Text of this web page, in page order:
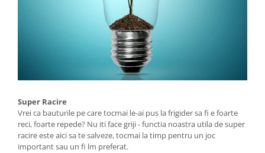
Super Racire
Vrei ca bauturile pe care tocmai le-ai pus la frigider sa fi e foarte
reci, foarte repede? Nu iti face griji - functia noastra utila de super
racire este aici sa te salveze, tocmai la timp pentru un joc
important sau un fi lm preferat.